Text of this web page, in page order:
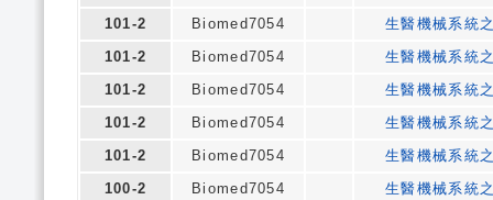
101-2
Biomed7054
生醫機械系統
101-2
Biomed7054
生醫機械系統
101-2
Biomed7054
生醫機械系統
101-2
Biomed7054
生醫機械系統
101-2
Biomed7054
生醫機械系統
100-2
Biomed7054
生醫機械系統